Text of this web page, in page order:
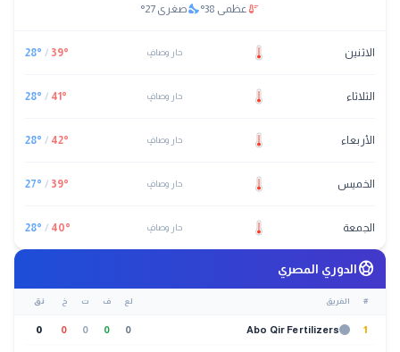
thermostat عظمى 38
°
nights_stayصغرى 27
°
الاثنين حار وصافٍ 39°
/
28°
الثلاثاء حار وصافٍ 41°
/
28°
الأربعاء حار وصافٍ 42°
/
28°
الخميس حار وصافٍ 39°
/
27°
الجمعة حار وصافٍ 40°
/
28°
sports_soccerالدوري المصري
# الفريق لع ف ت خ نق
1
Abo Qir Fertilizers
0
0
0
0
0